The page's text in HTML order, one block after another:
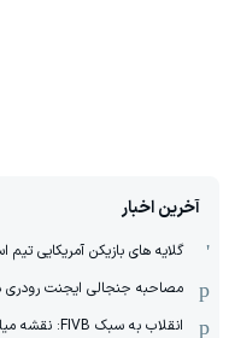
آخرین اخبار
گلایه های بازیکن آمریکایی تیم
مصاحبه جنجالی ایجنت رودری
انقلاب به سبک FIVB: نقشه میلیاردی برای والیبال